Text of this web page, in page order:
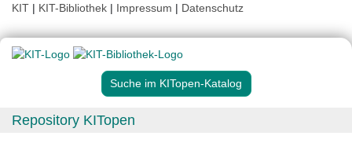
KIT | KIT-Bibliothek | Impressum | Datenschutz
Suche im KITopen-Katalog
Repository KITopen